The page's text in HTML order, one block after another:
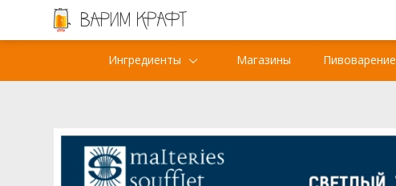
Ингредиенты Магазины Пивоварение